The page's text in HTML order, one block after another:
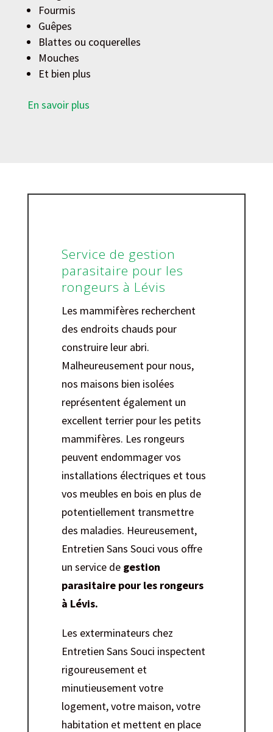
Fourmis
Guêpes
Blattes ou coquerelles
Mouches
Et bien plus
En savoir plus
Service de gestion
parasitaire pour les
rongeurs à Lévis
Les mammifères recherchent
des endroits chauds pour
construire leur abri.
Malheureusement pour nous,
nos maisons bien isolées
représentent également un
excellent terrier pour les petits
mammifères. Les rongeurs
peuvent endommager vos
installations électriques et tous
vos meubles en bois en plus de
potentiellement transmettre
des maladies. Heureusement,
Entretien Sans Souci vous offre
un service de gestion
parasitaire pour les rongeurs
à Lévis.
Les exterminateurs chez
Entretien Sans Souci inspectent
rigoureusement et
minutieusement votre
logement, votre maison, votre
habitation et mettent en place